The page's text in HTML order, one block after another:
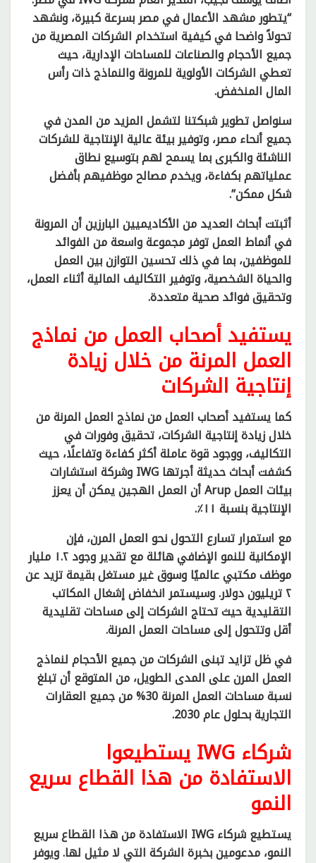
“يتطور مشهد الأعمال في مصر بسرعة كبيرة، ونشهد
تحولاً واضحا في كيفية استخدام الشركات المصرية من
جميع الأحجام والصناعات للمساحات الإدارية، حيث
تعطي الشركات الأولوية للمرونة والنماذج ذات رأس
المال المنخفض.
سنواصل تطوير شبكتنا لتشمل المزيد من المدن في
جميع أنحاء مصر، وتوفير بيئة عالية الإنتاجية للشركات
الناشئة والكبرى بما يسمح لهم بتوسيع نطاق
عملياتهم بكفاءة، ويخدم مصالح موظفيهم بأفضل
شكل ممكن”.
أثبتت أبحاث العديد من الأكاديميين البارزين أن المرونة
في أنماط العمل توفر مجموعة واسعة من الفوائد
للموظفين، بما في ذلك تحسين التوازن بين العمل
والحياة الشخصية، وتوفير التكاليف المالية أثناء العمل،
وتحقيق فوائد صحية متعددة.
يستفيد أصحاب العمل من نماذج
العمل المرنة من خلال زيادة
إنتاجية الشركات
كما يستفيد أصحاب العمل من نماذج العمل المرنة من
خلال زيادة إنتاجية الشركات، تحقيق وفورات في
التكاليف، ووجود قوة عاملة أكثر كفاءة وتفاعلًا، حيث
كشفت أبحاث حديثة أجرتها IWG وشركة استشارات
بيئات العمل Arup أن العمل الهجين يمكن أن يعزز
الإنتاجية بنسبة ١١٪.
مع استمرار تسارع التحول نحو العمل المرن، فإن
الإمكانية للنمو الإضافي هائلة مع تقدير وجود ١.٢ مليار
موظف مكتبي عالميًا وسوق غير مستغل بقيمة تزيد عن
٢ تريليون دولار. وسيستمر انخفاض إشغال المكاتب
التقليدية حيث تحتاج الشركات إلى مساحات تقليدية
أقل وتتحول إلى مساحات العمل المرنة.
في ظل تزايد تبنى الشركات من جميع الأحجام لنماذج
العمل المرن على المدى الطويل، من المتوقع أن تبلغ
نسبة مساحات العمل المرنة 30% من جميع العقارات
التجارية بحلول عام 2030.
شركاء IWG يستطيعوا
الاستفادة من هذا القطاع سريع
النمو
يستطيع شركاء IWG الاستفادة من هذا القطاع سريع
النمو، مدعومين بخبرة الشركة التي لا مثيل لها. ويوفر